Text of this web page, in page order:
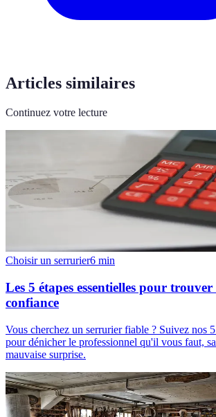
Articles similaires
Continuez votre lecture
Choisir un serrurier6 min
Les 5 étapes essentielles pour
confiance
Vous cherchez un serrurier fiable ? Suivez nos 5
pour dénicher le professionnel qu'il vous faut,
mauvaise surprise.